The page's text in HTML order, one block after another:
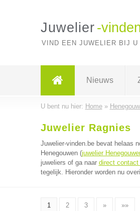
Juwelier -
VIND EEN JUWELIER BIJ U
Nieuws
U bent nu hier: Home»
Juwelier Ragnies
Juwelier-vinden.be bevat helaas
Henegouwen (juwelier
juweliers of ga naar direct contact
tegelijk. Hieronder worden nu
1 2 3 » »»